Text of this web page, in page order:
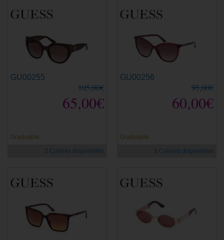
GU00255
105,00€
65,00€
Graduable
2 Colores disponibles
GU00256
95,00€
60,00€
Graduable
3 Colores disponibles